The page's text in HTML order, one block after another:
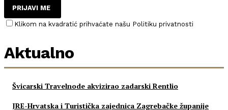
PRIJAVI ME
Klikom na kvadratić prihvaćate našu Politiku privatnosti
Aktualno
Švicarski Travelnode akvizirao zadarski Rentlio
JRE-Hrvatska i Turistička zajednica Zagrebačke županije